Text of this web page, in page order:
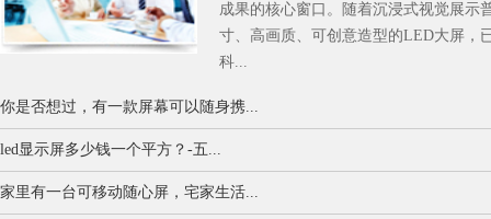
成果的核心窗口。随着沉浸式视觉展示
寸、高画质、可创意造型的LED大屏，
科...
你是否想过，有一款屏幕可以随身携...
led显示屏多少钱一个平方？-五...
家里有一台可移动随心屏，宅家生活...